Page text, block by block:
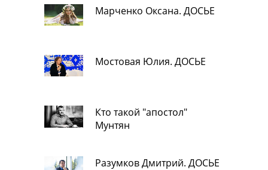
Марченко Оксана. ДОСЬЕ
Мостовая Юлия. ДОСЬЕ
Кто такой "апостол"
Мунтян
Разумков Дмитрий. ДОСЬЕ